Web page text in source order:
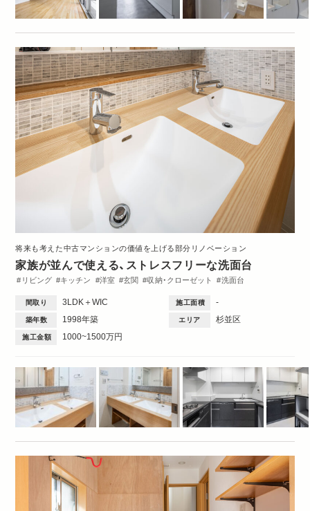
将来も考えた中古マンションの価値を上げる部分リノベーション
家族が並んで使える、ストレスフリーな洗面台
リビング キッチン 洋室 玄関 収納・クローゼット
洗面台
間取り 3LDK＋WIC 施工面積 -
築年数 1998年築 エリア 杉並区
施工金額 1000~1500万円